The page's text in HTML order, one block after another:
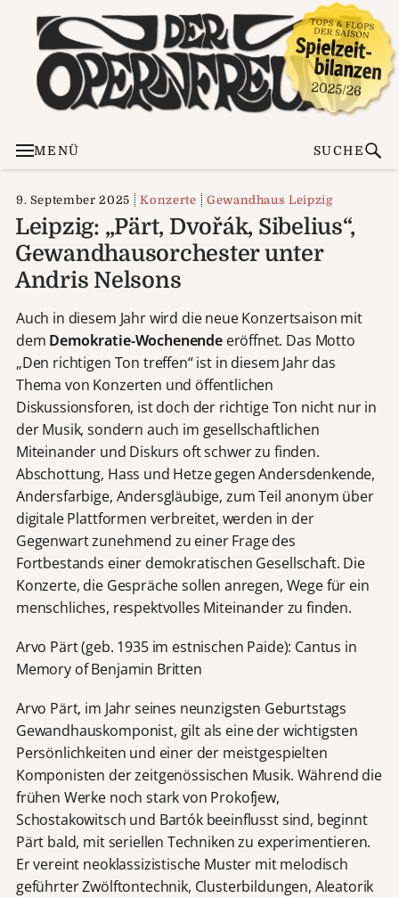
MENÜ SUCHE
9. September 2025 Konzerte Gewandhaus Leipzig
Leipzig: „Pärt, Dvořák, Sibelius“,
Gewandhausorchester unter
Andris Nelsons
Auch in diesem Jahr wird die neue Konzertsaison mit
dem Demokratie-Wochenendeeröffnet. Das Motto
„Den richtigen Ton treffen“ ist in diesem Jahr das
Thema von Konzerten und öffentlichen
Diskussionsforen, ist doch der richtige Ton nicht nur in
der Musik, sondern auch im gesellschaftlichen
Miteinander und Diskurs oft schwer zu finden.
Abschottung, Hass und Hetze gegen Andersdenkende,
Andersfarbige, Andersgläubige, zum Teil anonym über
digitale Plattformen verbreitet, werden in der
Gegenwart zunehmend zu einer Frage des
Fortbestands einer demokratischen Gesellschaft. Die
Konzerte, die Gespräche sollen anregen, Wege für ein
menschliches, respektvolles Miteinander zu finden.
Arvo Pärt (geb. 1935 im estnischen Paide): Cantus in
Memory of Benjamin Britten
Arvo Pärt, im Jahr seines neunzigsten Geburtstags
Gewandhauskomponist, gilt als eine der wichtigsten
Persönlichkeiten und einer der meistgespielten
Komponisten der zeitgenössischen Musik. Während die
frühen Werke noch stark von Prokofjew,
Schostakowitsch und Bartók beeinflusst sind, beginnt
Pärt bald, mit seriellen Techniken zu experimentieren.
Er vereint neoklassizistische Muster mit melodisch
geführter Zwölftontechnik, Clusterbildungen, Aleatorik